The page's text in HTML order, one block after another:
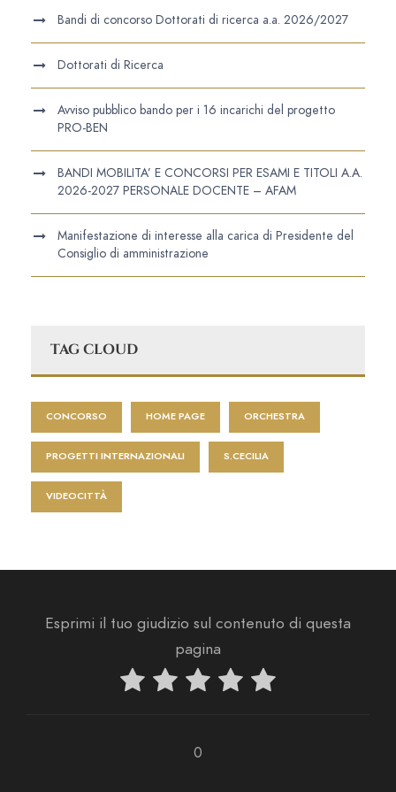
Bandi di concorso Dottorati di ricerca a.a. 2026/2027
Dottorati di Ricerca
Avviso pubblico bando per i 16 incarichi del progetto
PRO-BEN
BANDI MOBILITA’ E CONCORSI PER ESAMI E TITOLI A.A.
2026-2027 PERSONALE DOCENTE – AFAM
Manifestazione di interesse alla carica di Presidente del
Consiglio di amministrazione
TAG CLOUD
CONCORSO HOME PAGE ORCHESTRA
PROGETTI INTERNAZIONALI S.CECILIA
VIDEOCITTÀ
Esprimi il tuo giudizio sul contenuto di questa
pagina
0